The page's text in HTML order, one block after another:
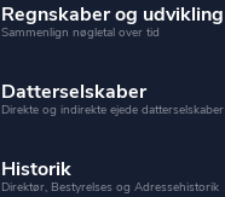
Regnskaber og udvikling
Sammenlign nøgletal over tid
Datterselskaber
Direkte og indirekte ejede datterselskaber
Historik
Direktør, Bestyrelses og Adressehistorik